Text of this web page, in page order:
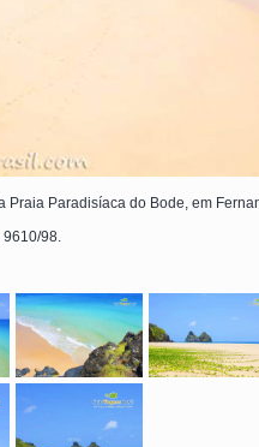
Praia Paradisíaca do Bode, em
98.